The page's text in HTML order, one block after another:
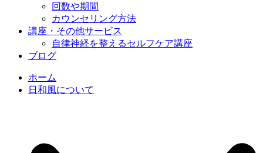
回数や期間
カウンセリング方法
講座・その他サービス
自律神経を整えるセルフケア講座
ブログ
ホーム
日和風について